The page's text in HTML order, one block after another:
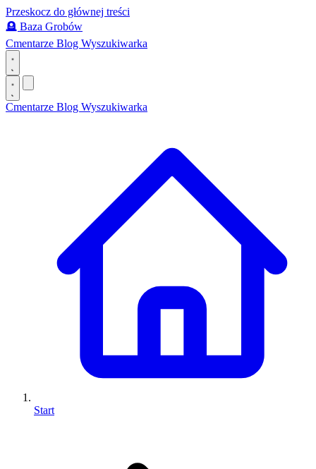
Przeskocz do głównej treści
🪦 Baza Grobów
Cmentarze Blog Wyszukiwarka
Cmentarze Blog Wyszukiwarka
Start